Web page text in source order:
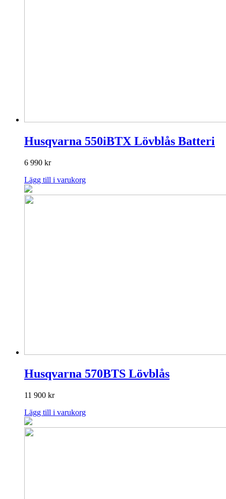
Husqvarna 550iBTX Lövblås Batteri
6 990 kr
Lägg till i varukorg
Husqvarna 570BTS Lövblås
11 900 kr
Lägg till i varukorg